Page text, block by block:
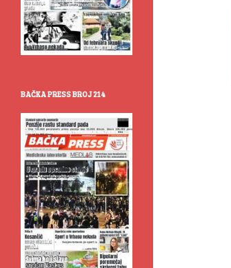
BAČKA PRESS BROJ 214